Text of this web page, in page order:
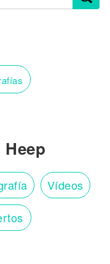
Vídeos